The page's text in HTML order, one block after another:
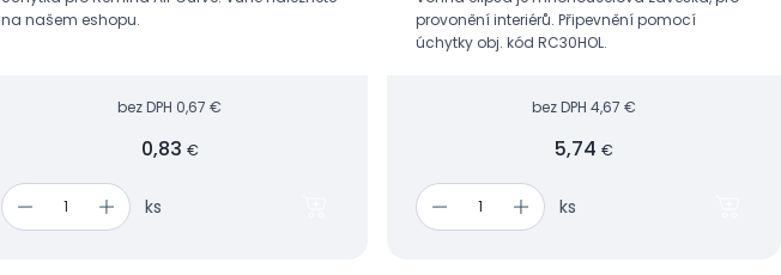
na našem eshopu.
bez DPH 0,67 €
0,83 €
ks
provonění interiérů. Připevnění pomocí
úchytky obj. kód RC30HOL.
bez DPH 4,67 €
5,74 €
ks